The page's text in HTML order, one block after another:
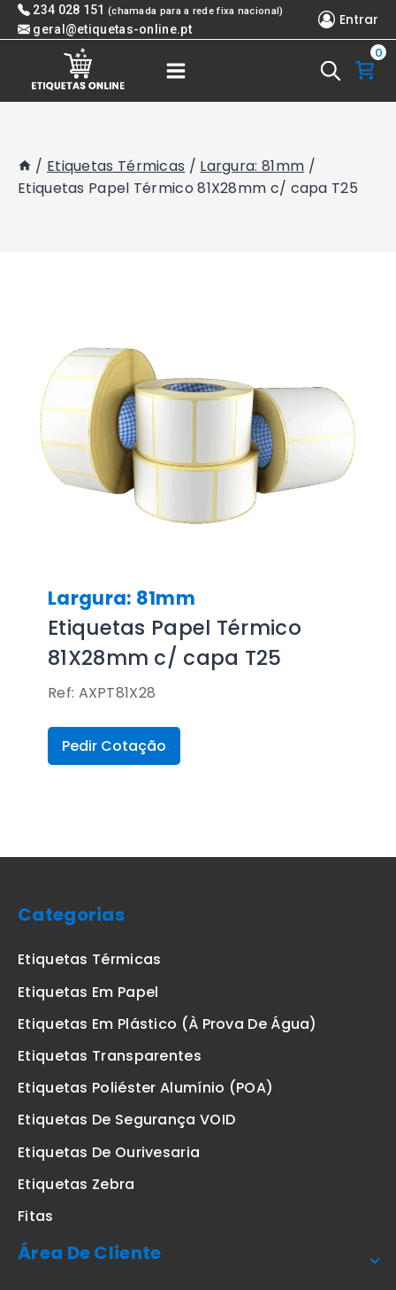
Skip 234 028 151 (chamada para a rede fixa nacional)
geral@etiquetas-online.pt
Entrar
0
/ Etiquetas Térmicas / Largura: 81mm /
Etiquetas Papel Térmico 81X28mm c/ capa T25
Largura: 81mm
Etiquetas Papel Térmico
81X28mm c/ capa T25
Ref: AXPT81X28
Pedir Cotação
Categorias
Etiquetas Térmicas
Etiquetas Em Papel
Etiquetas Em Plástico (à Prova De Água)
Etiquetas Transparentes
Etiquetas Poliéster Alumínio (POA)
Etiquetas De Segurança VOID
Etiquetas De Ourivesaria
Etiquetas Zebra
Fitas
Área De Cliente